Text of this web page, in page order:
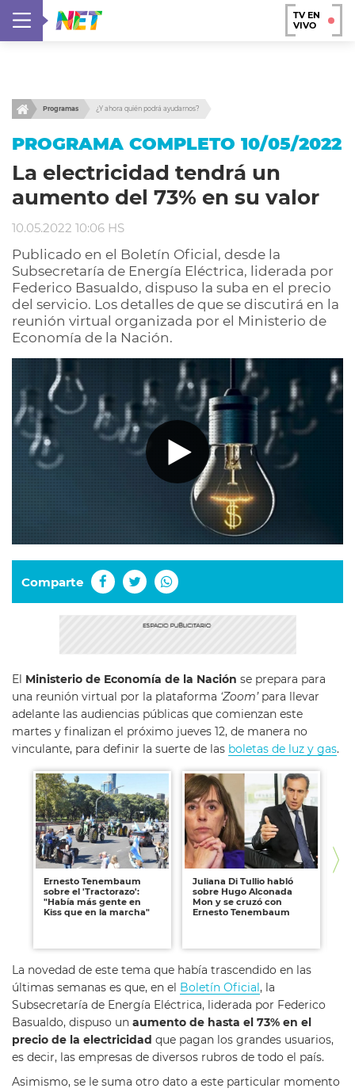
TV EN
VIVO
Programas ¿Y ahora quién podrá ayudarnos?
PROGRAMA COMPLETO 10/05/2022
La electricidad tendrá un
aumento del 73% en su valor
10.05.2022 10:06 HS
Publicado en el Boletín Oficial, desde la
Subsecretaría de Energía Eléctrica, liderada por
Federico Basualdo, dispuso la suba en el precio
del servicio. Los detalles de que se discutirá en la
reunión virtual organizada por el Ministerio de
Economía de la Nación.
Comparte
El Ministerio de Economía de la Nación se prepara para
una reunión virtual por la plataforma ‘Zoom’para llevar
adelante las audiencias públicas que comienzan este
martes y finalizan el próximo jueves 12, de manera no
vinculante, para definir la suerte de las boletas de luz y gas.
Ernesto Tenembaum
sobre el 'Tractorazo':
"Había más gente en
Kiss que en la marcha"
Juliana Di Tullio habló
sobre Hugo Alconada
Mon y se cruzó con
Ernesto Tenembaum
La novedad de este tema que había trascendido en las
últimas semanas es que, en el
Boletín Oficial , la
Subsecretaría de Energía Eléctrica, liderada por Federico
Basualdo, dispuso un aumento de hasta el 73% en el
precio de la electricidad que pagan los grandes usuarios,
es decir, las empresas de diversos rubros de todo el país.
Asimismo, se le suma otro dato a este particular momento